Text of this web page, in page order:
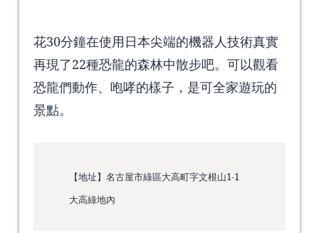
花30分鐘在使用日本尖端的機器人技術真實
再現了22種恐龍的森林中散步吧。可以觀看
恐龍們動作、咆哮的樣子，是可全家遊玩的
景點。
【地址】名古屋市綠區大高町字文根山1-1
大高綠地內